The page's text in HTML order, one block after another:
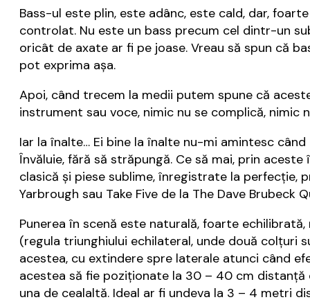
Bass-ul este plin, este adânc, este cald, dar,
controlat. Nu este un bass precum cel dintr-un
oricât de axate ar fi pe joase. Vreau să spun că
pot exprima așa.
Apoi, când trecem la medii putem spune că
instrument sau voce, nimic nu se complică, nimic
Iar la înalte… Ei bine la înalte nu-mi amintesc
Învăluie, fără să străpungă. Ce să mai, prin
clasică și piese sublime, înregistrate la perfecție,
Yarbrough sau Take Five de la The Dave Brubeck
Punerea în scenă este naturală, foarte
(regula triunghiului echilateral, unde două colțuri
acestea, cu extindere spre laterale atunci când
acestea să fie poziționate la 30 – 40 cm
una de cealaltă. Ideal ar fi undeva la 3 – 4 metri